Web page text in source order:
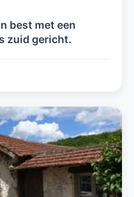
best met een
zuid gericht.